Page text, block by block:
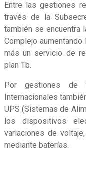
Entre las gestiones
través de la
también se encuentra
Complejo
más un servicio de
plan Tb.
Por gestiones de
Internacionales
UPS (Sistemas de
los dispositivos
variaciones de
mediante baterías.